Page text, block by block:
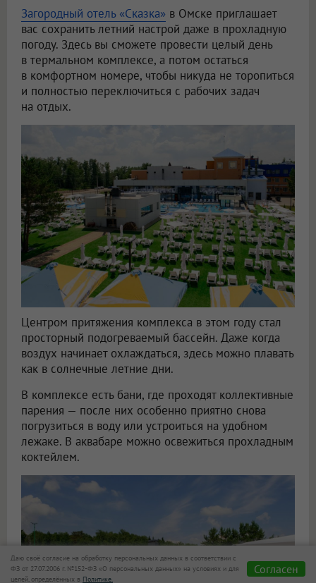
Загородный отель «Сказка» в Омске приглашает
вас сохранить летний настрой даже в прохладную
погоду. Здесь вы сможете провести целый день
в термальном комплексе, а потом остаться
в комфортном номере, чтобы никуда не торопиться
и полностью переключиться с рабочих задач
на отдых.
Центром притяжения комплекса в этом году стал
просторный подогреваемый бассейн. Даже когда
воздух начинает охлаждаться, здесь можно плавать
как в солнечные летние дни.
В комплексе есть бани, где проходят коллективные
парения — после них особенно приятно снова
погрузиться в воду или устроиться на удобном
лежаке. В аквабаре можно освежиться прохладным
коктейлем.
Даю своё согласие на обработку персональных данных в соответствии с
ФЗ от 27.07.2006 г. №152-ФЗ «О персональных данных» на условиях и для
целей, определённых в Политике.
Согласен